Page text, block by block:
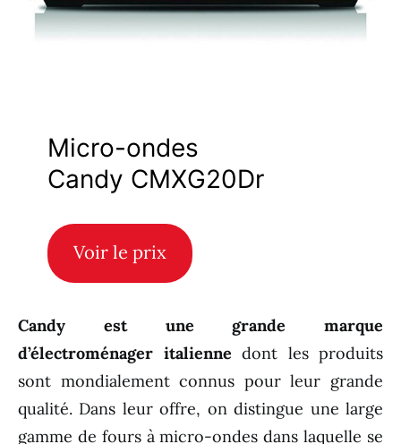
Micro-ondes
Candy CMXG20Dr
Voir le prix
Candy est une grande marque
d’électroménager italienne dont les produits
sont mondialement connus pour leur grande
qualité. Dans leur offre, on distingue une large
gamme de fours à micro-ondes dans laquelle se